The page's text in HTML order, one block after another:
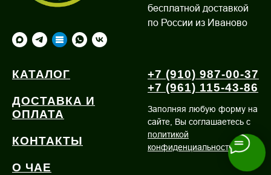
бесплатной доставкой
по России из Иваново
КАТАЛОГ
ДОСТАВКА И
ОПЛАТА
КОНТАКТЫ
О ЧАЕ
+7 (910) 987-00-37
+7 (961) 115-43-86
Заполняя любую форму на
сайте, Вы соглашаетесь с
политикой
конфиденциальности